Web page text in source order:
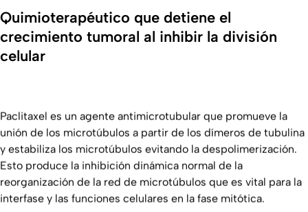
Quimioterapéutico que detiene el
crecimiento tumoral al inhibir la división
celular
Paclitaxel es un agente antimicrotubular que promueve la
unión de los microtúbulos a partir de los dímeros de tubulina
y estabiliza los microtúbulos evitando la despolimerización.
Esto produce la inhibición dinámica normal de la
reorganización de la red de microtúbulos que es vital para la
interfase y las funciones celulares en la fase mitótica.